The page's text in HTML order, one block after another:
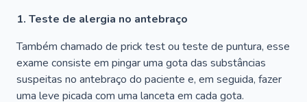
1. Teste de alergia no antebraço
Também chamado de prick test ou teste de puntura, esse
exame consiste em pingar uma gota das substâncias
suspeitas no antebraço do paciente e, em seguida, fazer
uma leve picada com uma lanceta em cada gota.